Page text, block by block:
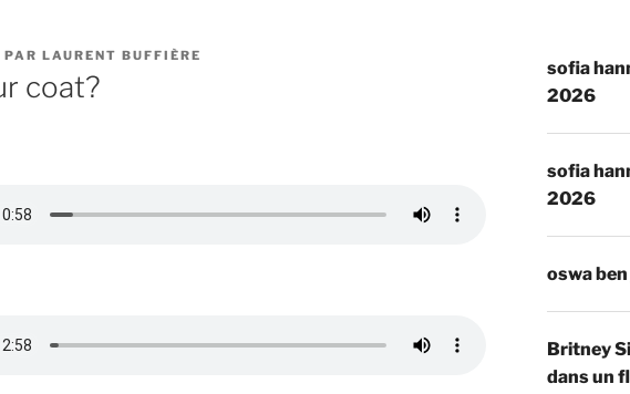
PAR LAURENT BUFFIÈRE
coat?
sofia
2026
sofia
2026
oswa
Britney
dans un